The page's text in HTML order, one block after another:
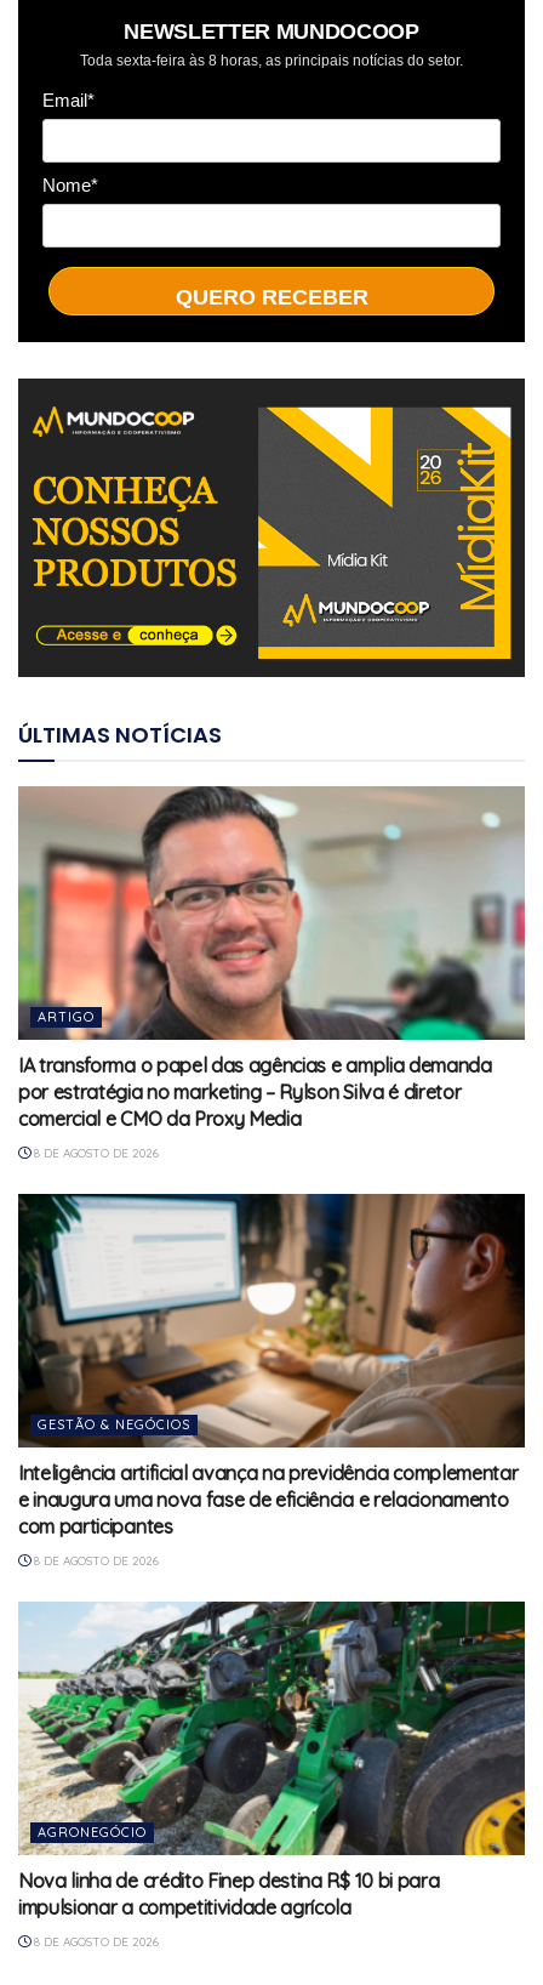
NEWSLETTER MUNDOCOOP
Toda sexta-feira às 8 horas, as principais notícias do setor.
Email*
Nome*
QUERO RECEBER
ÚLTIMAS NOTÍCIAS
ARTIGO
IA transforma o papel das agências e amplia demanda
por estratégia no marketing – Rylson Silva é diretor
comercial e CMO da Proxy Media
8 DE AGOSTO DE 2026
GESTÃO & NEGÓCIOS
Inteligência artificial avança na previdência complementar
e inaugura uma nova fase de eficiência e relacionamento
com participantes
8 DE AGOSTO DE 2026
AGRONEGÓCIO
Nova linha de crédito Finep destina R$ 10 bi para
impulsionar a competitividade agrícola
8 DE AGOSTO DE 2026